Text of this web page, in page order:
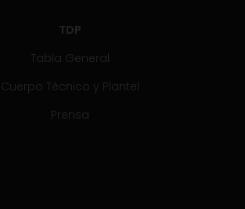
TDP
Tabla General
Cuerpo Técnico y Plantel
Prensa